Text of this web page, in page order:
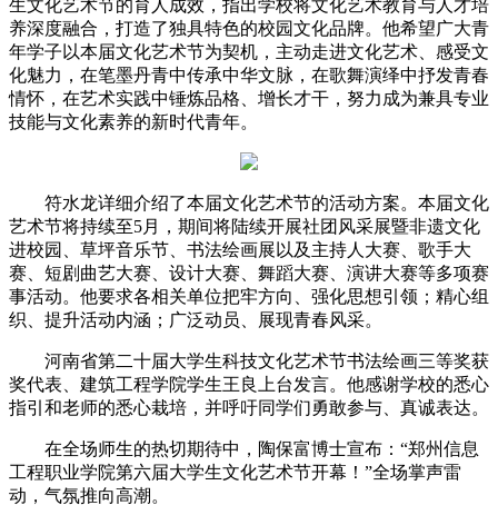
生文化艺术节的育人成效，指出学校将文化艺术教育与人才培
养深度融合，打造了独具特色的校园文化品牌。他希望广大青
年学子以本届文化艺术节为契机，主动走进文化艺术、感受文
化魅力，在笔墨丹青中传承中华文脉，在歌舞演绎中抒发青春
情怀，在艺术实践中锤炼品格、增长才干，努力成为兼具专业
技能与文化素养的新时代青年。
符水龙详细介绍了本届文化艺术节的活动方案。本届文化
艺术节将持续至5月，期间将陆续开展社团风采展暨非遗文化
进校园、草坪音乐节、书法绘画展以及主持人大赛、歌手大
赛、短剧曲艺大赛、设计大赛、舞蹈大赛、演讲大赛等多项赛
事活动。他要求各相关单位把牢方向、强化思想引领；精心组
织、提升活动内涵；广泛动员、展现青春风采。
河南省第二十届大学生科技文化艺术节书法绘画三等奖获
奖代表、建筑工程学院学生王良上台发言。他感谢学校的悉心
指引和老师的悉心栽培，并呼吁同学们勇敢参与、真诚表达。
在全场师生的热切期待中，陶保富博士宣布：“郑州信息
工程职业学院第六届大学生文化艺术节开幕！”全场掌声雷
动，气氛推向高潮。